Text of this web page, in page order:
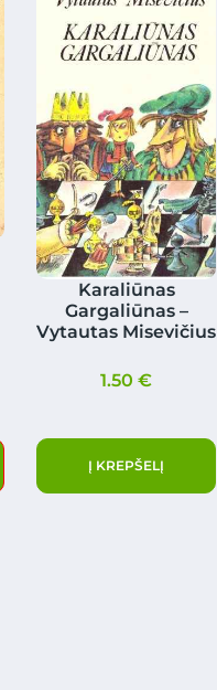
Karaliūnas
Gargaliūnas –
Vytautas Misevičius
1.50€
Į KREPŠELĮ